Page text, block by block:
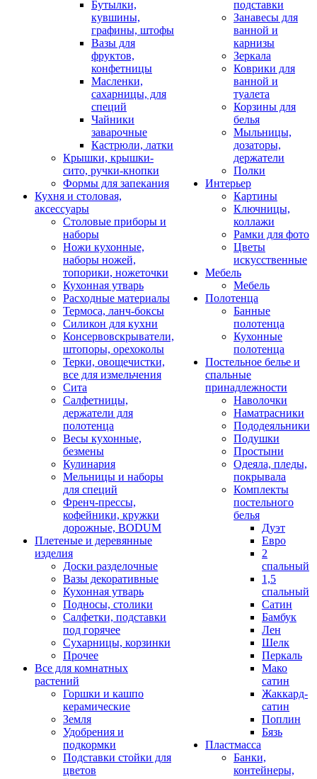
Бутылки,
кувшины,
графины, штофы
Вазы для
фруктов,
конфетницы
Масленки,
сахарницы, для
специй
Чайники
заварочные
Кастрюли, латки
Крышки, крышки-
сито, ручки-кнопки
Формы для запекания
Кухня и столовая,
аксессуары
Столовые приборы и
наборы
Ножи кухонные,
наборы ножей,
топорики, ножеточки
Кухонная утварь
Расходные материалы
Термоса, ланч-боксы
Силикон для кухни
Консервовскрыватели,
штопоры, орехоколы
Терки, овощечистки,
все для измельчения
Сита
Салфетницы,
держатели для
полотенца
Весы кухонные,
безмены
Кулинария
Мельницы и наборы
для специй
Френч-прессы,
кофейники, кружки
дорожные, BODUM
Плетеные и деревянные
изделия
Доски разделочные
Вазы декоративные
Кухонная утварь
Подносы, столики
Салфетки, подставки
под горячее
Сухарницы, корзинки
Прочее
Все для комнатных
растений
Горшки и кашпо
керамические
Земля
Удобрения и
подкормки
Подставки стойки для
цветов
подставки
Занавесы для
ванной и
карнизы
Зеркала
Коврики для
ванной и
туалета
Корзины для
белья
Мыльницы,
дозаторы,
держатели
Полки
Интерьер
Картины
Ключницы,
коллажи
Рамки для фото
Цветы
искусственные
Мебель
Мебель
Полотенца
Банные
полотенца
Кухонные
полотенца
Постельное белье и
спальные
принадлежности
Наволочки
Наматрасники
Пододеяльники
Подушки
Простыни
Одеяла, пледы,
покрывала
Комплекты
постельного
белья
Дуэт
Евро
2
спальный
1,5
спальный
Сатин
Бамбук
Лен
Шелк
Перкаль
Мако
сатин
Жаккард-
сатин
Поплин
Бязь
Пластмасса
Банки,
контейнеры,